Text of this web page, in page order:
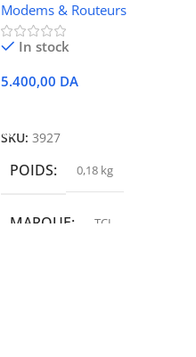
Modems & Routeurs
In stock
5.400,00 DA
SKU: 3927
POIDS 0,18 kg
MARQUE TCL